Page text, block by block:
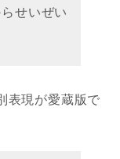
せいぜい
表現が愛蔵版で